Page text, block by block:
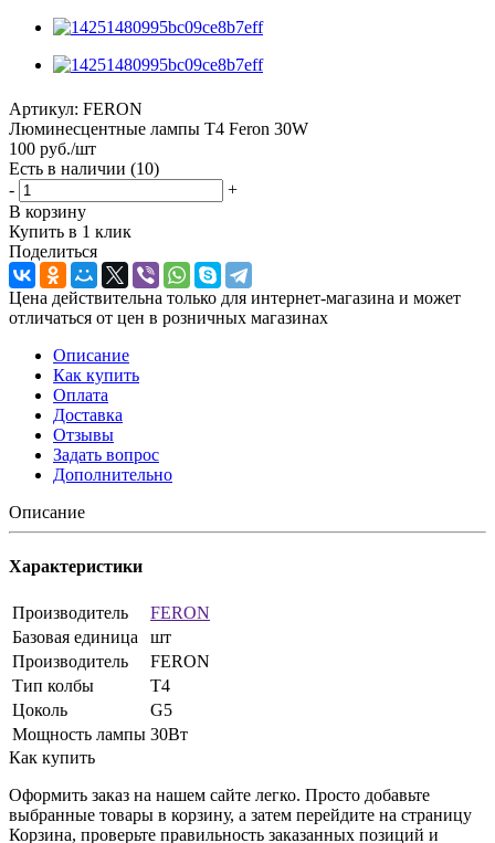
Артикул: FERON
Люминесцентные лампы T4 Feron 30W
100 руб./шт
Есть в наличии (10)
-
+
В корзину
Купить в 1 клик
Поделиться
Цена действительна только для интернет-магазина и может
отличаться от цен в розничных магазинах
Описание
Как купить
Оплата
Доставка
Отзывы
Задать вопрос
Дополнительно
Описание
Характеристики
Производитель
FERON
Базовая единица
шт
Производитель
FERON
Тип колбы
Т4
Цоколь
G5
Мощность лампы 30Вт
Как купить
Оформить заказ на нашем сайте легко. Просто добавьте
выбранные товары в корзину, а затем перейдите на страницу
Корзина, проверьте правильность заказанных позиций и